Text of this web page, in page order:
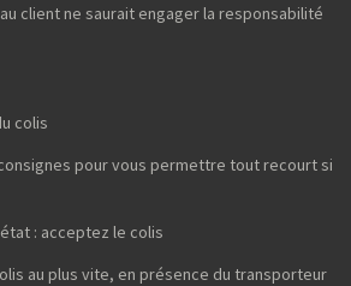
client ne saurait engager la responsabilité
colis
pour vous permettre tout recourt si
: acceptez le colis
au plus vite, en présence du transporteur